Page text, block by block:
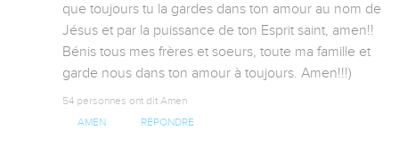
que toujours tu la gardes dans ton amour au nom de
Jésus et par la puissance de ton Esprit saint, amen!!
Bénis tous mes frères et soeurs, toute ma famille et
garde nous dans ton amour à toujours. Amen!!!)
54 personnes ont dit Amen
AMEN RÉPONDRE